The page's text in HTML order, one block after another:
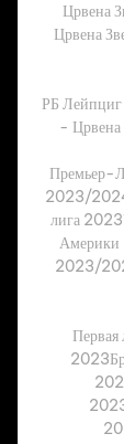
Црвена
Црвена
РБ Лейпциг
- Црвена
Премьер-
2023/
лига
2023/